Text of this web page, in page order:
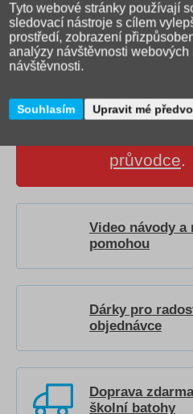
Jak
průvodce.
Video návody a
pomohou
Dárky pro
objednávce
Doprava
školní batohy
Tyto webové stránky používají
sledovací nástroje s cílem
prostředí, zobrazení
analýzy návštěvnosti
návštěvnosti.
Souhlasím Upravit mé